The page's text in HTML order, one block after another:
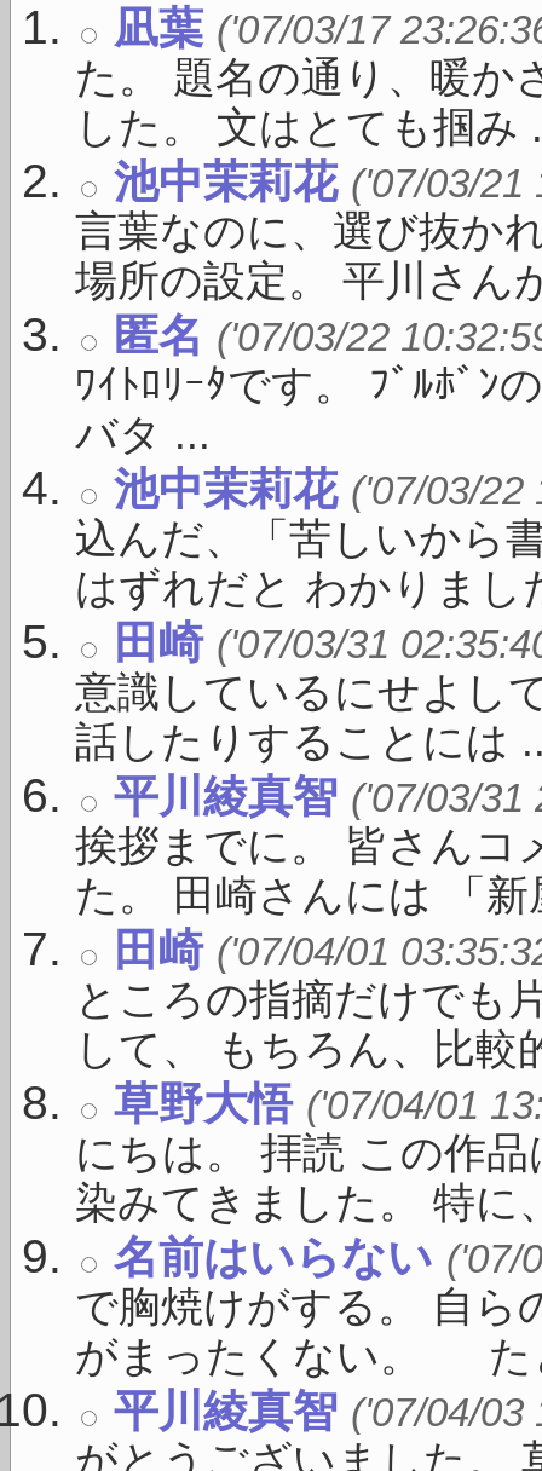
凪葉 ('07/03/17
た。 題名の通り、暖か
した。 文はとても掴み
池中茉莉花 ('07/03/21
言葉なのに、選び抜か
場所の設定。 平川さん
匿名 ('07/03/22
ﾜｲﾄﾛﾘｰﾀです。 ﾌﾞﾙﾎﾞﾝ
バタ ...
池中茉莉花 ('07/03/22
込んだ、「苦しいから
はずれだと わかりまし
田崎 ('07/03/31
意識しているにせよし
話したりすることには
平川綾真智 ('07/03/31
挨拶までに。 皆さんコ
た。 田崎さんには 「新
田崎 ('07/04/01
ところの指摘だけでも
して、 もちろん、比較
草野大悟 ('07/04/01
にちは。 拝読 この作
染みてきました。 特に
名前はいらない ('07/
で胸焼けがする。 自ら
がまったくない。 た
平川綾真智 ('07/04/03